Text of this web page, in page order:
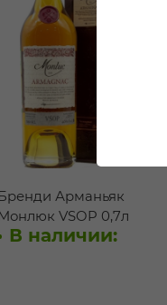
Бренди Арманьяк
Монлюк VSOP 0,7л
В наличии: